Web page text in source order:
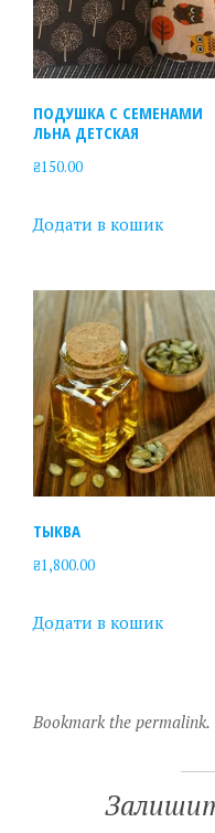
ПОДУШКА С СЕМЕНАМИ
ЛЬНА ДЕТСКАЯ
₴150.00
Додати в кошик
ТЫКВА
₴1,800.00
Додати в кошик
Bookmark the permalink.